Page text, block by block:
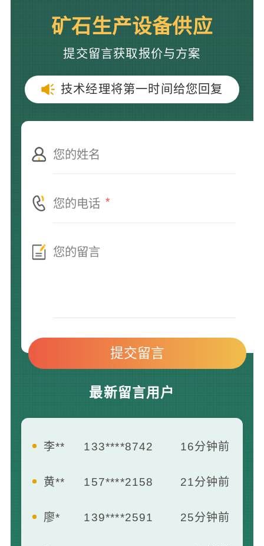
矿石生产设备供应
提交留言获取报价与方案
技术经理将第一时间给您回复
*
最新留言用户
黄** 157****2158 21分钟前
廖* 139****2591 25分钟前
何** 139****3185 35分钟前